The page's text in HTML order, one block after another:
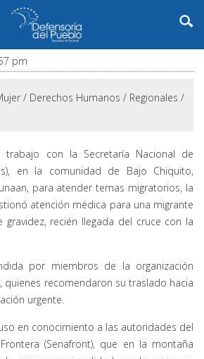
pm
/ Derechos Humanos / Regionales /
trabajo con la Secretaría Nacional de
en la comunidad de Bajo Chiquito,
para atender temas migratorios, la
atención médica para una migrante
recién llegada del cruce con la
por miembros de la organización
quienes recomendaron su traslado hacia
urgente.
en conocimiento a las autoridades del
(Senafront), que en la montaña